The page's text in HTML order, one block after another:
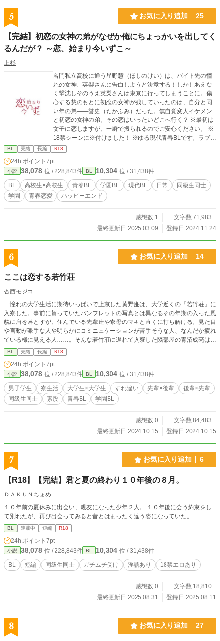
バス♂）の連載を始めましたので、よろしければこちらも読
んでみていただけると嬉しいです！よろしくお願い致します
28 pixivにも重複投稿しております https://www.pixiv.net/use
rs/11844966
5 お気に入り追加 25
【完結】初恋の女神の弟がなぜか俺にちょっかいを出してく
るんだが？ ～恋、始まり今いずこ～
上杉
名門私立高校に通う星野慧（ほしのけい）は、バイト先の憧
れの女神、英梨さんに告白しようと決意する！しかしあえな
く撃沈しそのうえ英梨さんは東京に行ってしまうことに。傷
心する慧のもとに初恋の女神が残していったのは、自分と同
い年の弟――誉史（たかふみ）だった。無自覚変人イケメン
と初恋の女神の弟。その恋はいったいどこへ行く？ ※最初は
女子に恋しますが、一瞬で振られるのでご安心ください。 ※
18禁シーンに※付けました！ ※ゆる現代青春BLです。ラブコ
メに近い？ ※完結したものが読みたい方には……中華風BL
『落暉再燃 ～囚われの剣聖は美形若君にお仕えします～』、
ディストピアBL『プシュケの彼方ー死ぬことが許されなくな
った未来社会。仮の肉体を継いでなお、生きる理由はあるの
だろうか？ー』をどうぞ！
BL 完結 長編 R18
24h.ポイント 7pt
小説 38,078 位 / 228,843件 BL 10,304 位 / 31,438件
BL 高校生×高校生 青春BL 学園BL 現代BL 日常
同級生同士
学園
青春恋愛 ハッピーエンド
感想数 1
文字数 71,983
最終更新日 2025.03.09
登録日 2024.11.24
6 お気に入り追加 14
ここは恋する若竹荘
杏西モジコ
憧れの大学生活に期待いっぱいで上京した黄野廉は、大学近くの『若竹荘』に
入寮した。事前に貰っていたパンフレットの写真とは異なるその年期の入った風
貌に肩を落とすが、住んでいる先輩達や寮母のマキと直ぐに打ち解ける。見た目
や言動が派手な人や明らかにコミニュケーションが苦手そうな人、なんだか疲れ
ている様に見える人……。そんな若竹荘に遅れて入寮した隣部屋の青沼成亮は、
その中でも特に超が付くほど真面目だった。 なんでも器用にこなし、入学し
て数日には友人が沢山できた廉。その正反対にいる成亮が、ひょんな事で言い争
いをし、部屋を隔てる壁を壊してしまう。ますます仲が犬猿化していくが、ある
夜、廉の自慰行為を成亮が見てしまって……？ 一年生二人を中心に、若竹荘の
中で始まる恋の話。
BL 完結 長編 R18
24h.ポイント 7pt
小説 38,078 位 / 228,843件 BL 10,304 位 / 31,438件
男子学生 寮生活 大学生×大学生 すれ違い 先輩×後輩
後輩×先輩
同級生同士
素股 青春BL 学園BL
感想数 0
文字数 84,483
最終更新日 2024.10.15
登録日 2024.10.15
7 お気に入り追加 6
【R18】【完結】君と夏の終わり１０年後の８月。
ＤＡＫＵＮちょめ
１０年前の夏休みに出会い、親友になった少年２人。 １０年後に会う約束をし
て別れたが、再び出会ってみると昔とはまったく違う姿になっていた。
BL 連載中 短編 R18
24h.ポイント 7pt
小説 38,078 位 / 228,843件 BL 10,304 位 / 31,438件
BL 短編 同級生同士 ガチムチ受け 淫語あり 18禁エロあり
感想数 0
文字数 18,810
最終更新日 2025.08.31
登録日 2025.08.11
8 お気に入り追加 27